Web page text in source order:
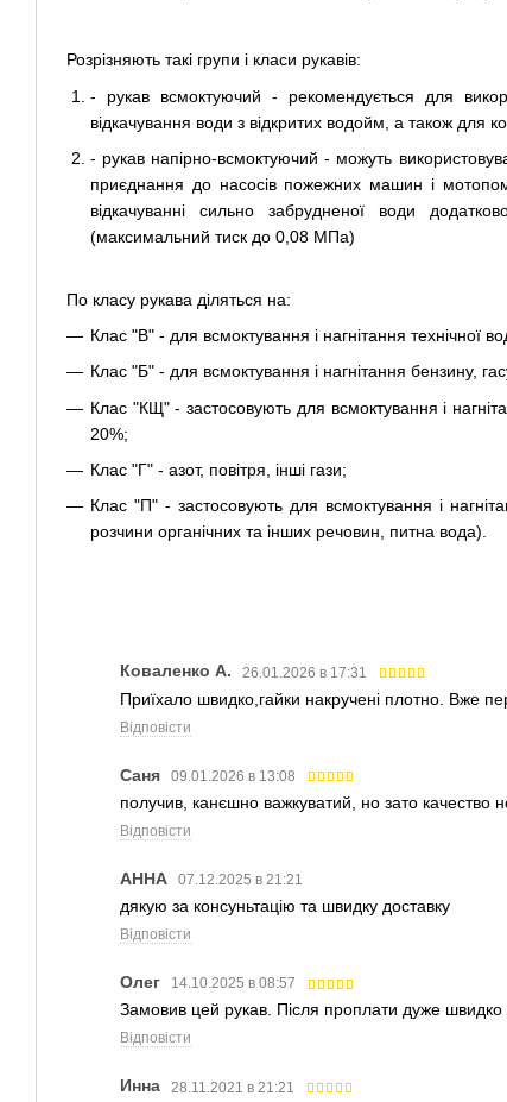
Розрізняють такі групи і класи рукавів:
- рукав всмоктуючий - рекомендується для
відкачування води з відкритих водойм, а також
- рукав напірно-всмоктуючий - можуть
приєднання до насосів пожежних машин і
відкачуванні сильно забрудненої води
(максимальний тиск до 0,08 МПа)
По класу рукава діляться на:
Клас "В" - для всмоктування і нагнітання технічної
Клас "Б" - для всмоктування і нагнітання бензину,
Клас "КЩ" - застосовують для всмоктування і
20%;
Клас "Г" - азот, повітря, інші гази;
Клас "П" - застосовують для всмоктування і
розчини органічних та інших речовин, питна вода).
Коваленко А. 26.01.2026 в 17:31
Приїхало швидко,гайки накручені плотно. Вже
Відповісти
Саня 09.01.2026 в 13:08
получив, канєшно важкуватий, но зато качество
Відповісти
АННА 07.12.2025 в 21:21
дякую за консуньтацію та швидку доставку
Відповісти
Олег 14.10.2025 в 08:57
Замовив цей рукав. Після проплати дуже
Відповісти
Инна 28.11.2021 в 21:21